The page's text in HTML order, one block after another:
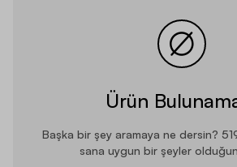
Ürün
Başka bir şey aramaya ne dersin?
sana uygun bir şeyler